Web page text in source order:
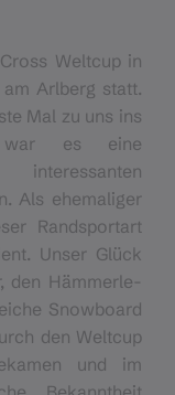
Weltcup in
Arlberg statt.
Mal zu uns ins
war es eine
interessanten
Als ehemaliger
Randsportart
Unser Glück
Hämmerle-
Snowboard
den Weltcup
und im